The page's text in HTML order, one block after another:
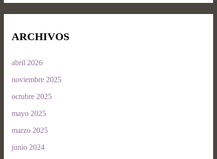
ARCHIVOS
abril 2026
noviembre 2025
octubre 2025
mayo 2025
marzo 2025
junio 2024